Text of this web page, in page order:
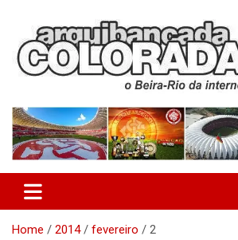
content
Arquibancada
Home 2014 fevereiro 2